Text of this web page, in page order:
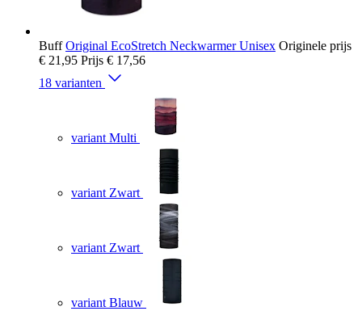
Buff Original EcoStretch Neckwarmer Unisex Originele prijs
€ 21,95 Prijs € 17,56
18 varianten
variant Multi
variant Zwart
variant Zwart
variant Blauw